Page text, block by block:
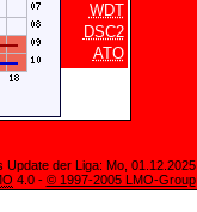
WDT
DSC2
ATO
Update der Liga: Mo, 01.12.2025
4.0 - © 1997-2005 LMO-Group